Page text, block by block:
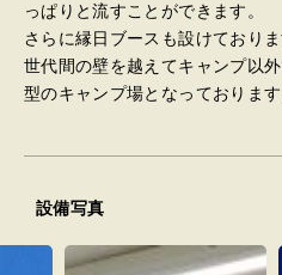
っぱりと流すことができます。
さらに縁日ブースも設けており
世代間の壁を越えてキャンプ以
型のキャンプ場となっております
設備写真